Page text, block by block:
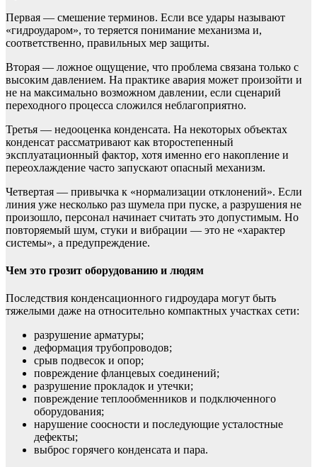
Первая — смешение терминов. Если все удары называют
«гидроударом», то теряется понимание механизма и,
соответственно, правильных мер защиты.
Вторая — ложное ощущение, что проблема связана только с
высоким давлением. На практике авария может произойти и
не на максимально возможном давлении, если сценарий
переходного процесса сложился неблагоприятно.
Третья — недооценка конденсата. На некоторых объектах
конденсат рассматривают как второстепенный
эксплуатационный фактор, хотя именно его накопление и
переохлаждение часто запускают опасный механизм.
Четвертая — привычка к «нормализации отклонений». Если
линия уже несколько раз шумела при пуске, а разрушения не
произошло, персонал начинает считать это допустимым. Но
повторяемый шум, стуки и вибрации — это не «характер
системы», а предупреждение.
Чем это грозит оборудованию и людям
Последствия конденсационного гидроудара могут быть
тяжелыми даже на относительно компактных участках сети:
разрушение арматуры;
деформация трубопроводов;
срыв подвесок и опор;
повреждение фланцевых соединений;
разрушение прокладок и утечки;
повреждение теплообменников и подключенного
оборудования;
нарушение соосности и последующие усталостные
дефекты;
выброс горячего конденсата и пара.